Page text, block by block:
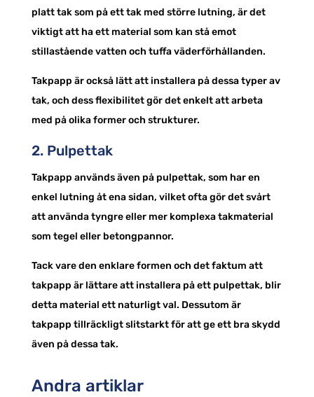
platt tak som på ett tak med större lutning, är det
viktigt att ha ett material som kan stå emot
stillastående vatten och tuffa väderförhållanden.
Takpapp är också lätt att installera på dessa typer av
tak, och dess flexibilitet gör det enkelt att arbeta
med på olika former och strukturer.
2. Pulpettak
Takpapp används även på pulpettak, som har en
enkel lutning åt ena sidan, vilket ofta gör det svårt
att använda tyngre eller mer komplexa takmaterial
som tegel eller betongpannor.
Tack vare den enklare formen och det faktum att
takpapp är lättare att installera på ett pulpettak, blir
detta material ett naturligt val. Dessutom är
takpapp tillräckligt slitstarkt för att ge ett bra skydd
även på dessa tak.
Andra artiklar